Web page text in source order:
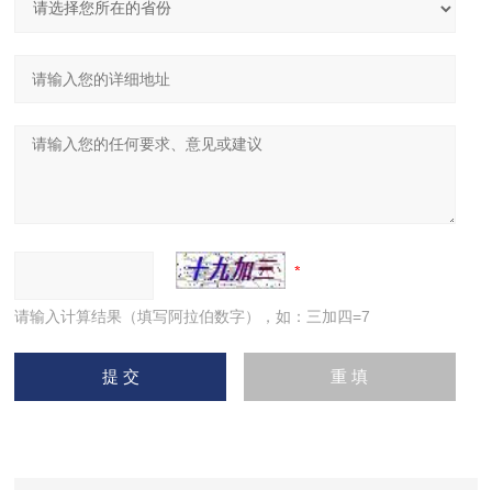
请输入计算结果（填写阿拉伯数字），如：三加四=7